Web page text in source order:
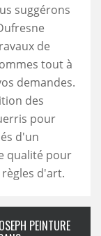
suggérons
de
tout à
demandes.
des
pour
d'un
qualité pour
d'art.
PEINTURE